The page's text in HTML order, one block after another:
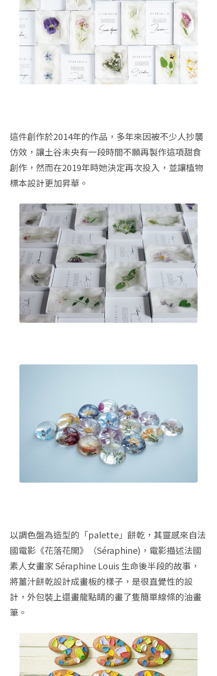
這件創作於2014年的作品，多年來因被不少人抄襲
仿效，讓土谷未央有一段時間不願再製作這項甜食
創作，然而在2019年時她決定再次投入，並讓植物
標本設計更加昇華。
以調色盤為造型的「palette」餅乾，其靈感來自法
國電影《花落花開》（Séraphine)，電影描述法國
素人女畫家 Séraphine Louis 生命後半段的故事，
將薑汁餅乾設計成畫板的樣子，是很直覺性的設
計，外包裝上還畫龍點睛的畫了隻簡單線條的油畫
筆。